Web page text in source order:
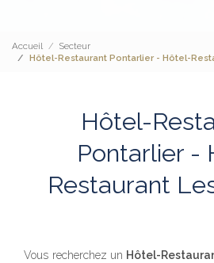
Accueil
Secteur
Hôtel-Restaurant Pontarlier - Hôtel-
Hôtel-
Pontarlier -
Restaurant
Vous recherchez un Hôtel-